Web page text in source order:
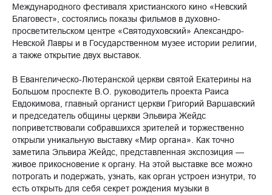
Международного фестиваля христианского кино «Невский
Благовест», состоялись показы фильмов в духовно-
просветительском центре «Святодуховский» Александро-
Невской Лавры и в Государственном музее истории религии,
а также открытие двух выставок.
В Евангелическо-Лютеранской церкви святой Екатерины на
Большом проспекте В.О. руководитель проекта Раиса
Евдокимова, главный органист церкви Григорий Варшавский
и председатель общины церкви Эльвира Жейдс
поприветствовали собравшихся зрителей и торжественно
открыли уникальную выставку «Мир органа». Как точно
заметила Эльвира Жейдс, представленная экспозиция —
живое прикосновение к органу. На этой выставке все можно
потрогать и подержать, узнать, как орган устроен изнутри, то
есть открыть для себя секрет рождения музыки в